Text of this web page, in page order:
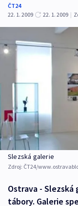
ČT24
22. 1. 2009
22. 1. 2009 |
Slezská galerie
Zdroj: ČT24/
Ostrava -
tábory. Galerie